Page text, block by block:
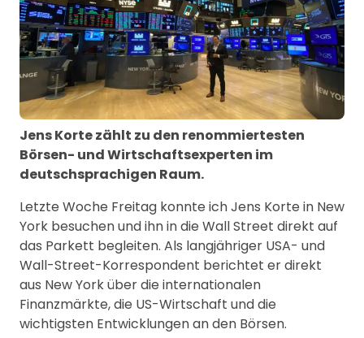
Jens Korte zählt zu den renommiertesten
Börsen- und Wirtschaftsexperten im
deutschsprachigen Raum.
Letzte Woche Freitag konnte ich Jens Korte in New
York besuchen und ihn in die Wall Street direkt auf
das Parkett begleiten. Als langjähriger USA- und
Wall-Street-Korrespondent berichtet er direkt
aus New York über die internationalen
Finanzmärkte, die US-Wirtschaft und die
wichtigsten Entwicklungen an den Börsen.